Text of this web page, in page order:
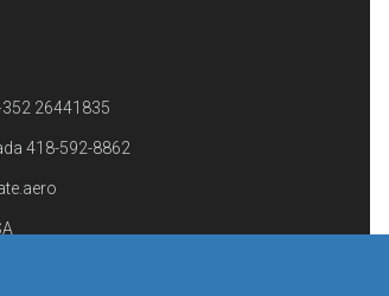
26441835
418-592-8862